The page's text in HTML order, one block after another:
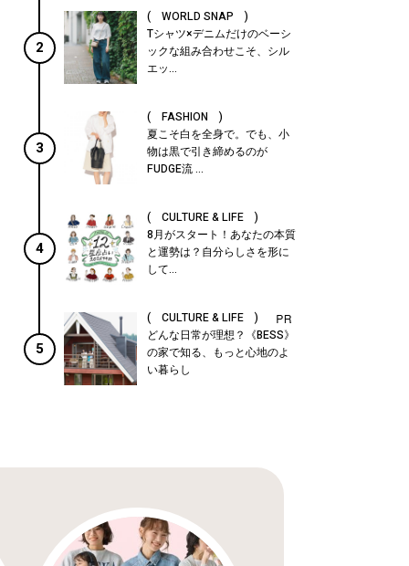
2
( WORLD SNAP )
Tシャツ×デニムだけのベーシ
ックな組み合わせこそ、シル
エッ...
3
( FASHION )
夏こそ白を全身で。でも、小
物は黒で引き締めるのが
FUDGE流 ...
4
( CULTURE & LIFE )
8月がスタート！あなたの本質
と運勢は？自分らしさを形に
して...
5
( CULTURE & LIFE )
どんな日常が理想？《BESS》
の家で知る、もっと心地のよ
い暮らし